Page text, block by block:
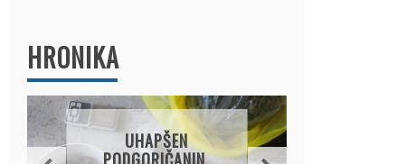
HRONIKA
UHAPŠEN